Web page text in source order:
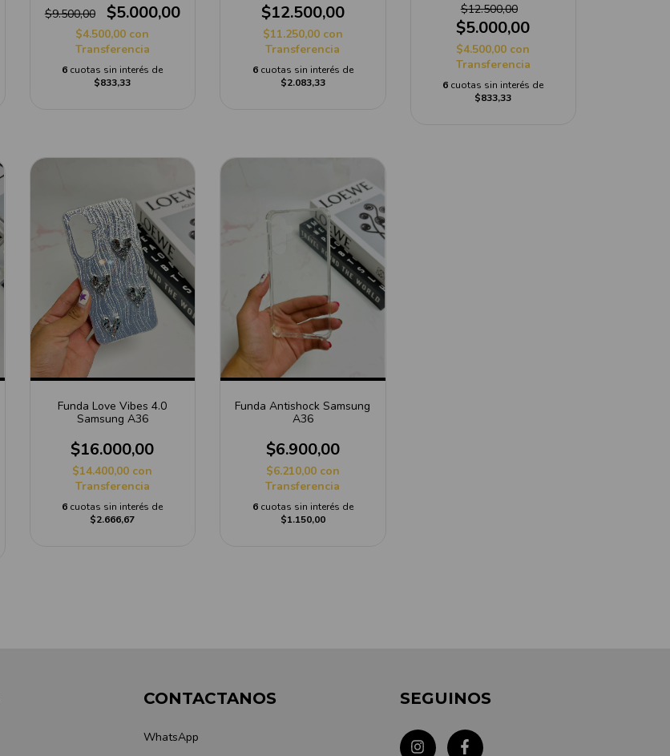
$9.500,00 $5.000,00
$4.500,00 con
Transferencia
6 cuotas sin interés de
$833,33
$12.500,00
$11.250,00 con
Transferencia
6 cuotas sin interés de
$2.083,33
$12.500,00
$5.000,00
$4.500,00 con
Transferencia
6 cuotas sin interés de
$833,33
Funda Love Vibes 4.0
Samsung A36
$16.000,00
$14.400,00 con
Transferencia
6 cuotas sin interés de
$2.666,67
Funda Antishock Samsung
A36
$6.900,00
$6.210,00 con
Transferencia
6 cuotas sin interés de
$1.150,00
CONTACTANOS
WhatsApp
SEGUINOS